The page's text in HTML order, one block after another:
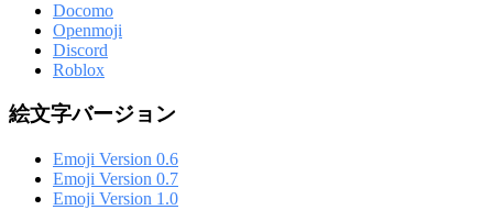
Docomo
Openmoji
Discord
Roblox
絵文字バージョン
Emoji Version 0.6
Emoji Version 0.7
Emoji Version 1.0